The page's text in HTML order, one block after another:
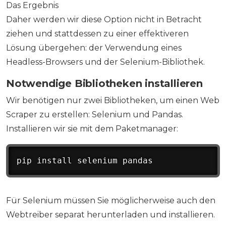
Das Ergebnis
Daher werden wir diese Option nicht in Betracht
ziehen und stattdessen zu einer effektiveren
Lösung übergehen: der Verwendung eines
Headless-Browsers und der Selenium-Bibliothek.
Notwendige Bibliotheken installieren
Wir benötigen nur zwei Bibliotheken, um einen Web
Scraper zu erstellen: Selenium und Pandas.
Installieren wir sie mit dem Paketmanager:
pip install selenium pandas
Für Selenium müssen Sie möglicherweise auch den
Webtreiber separat herunterladen und installieren.